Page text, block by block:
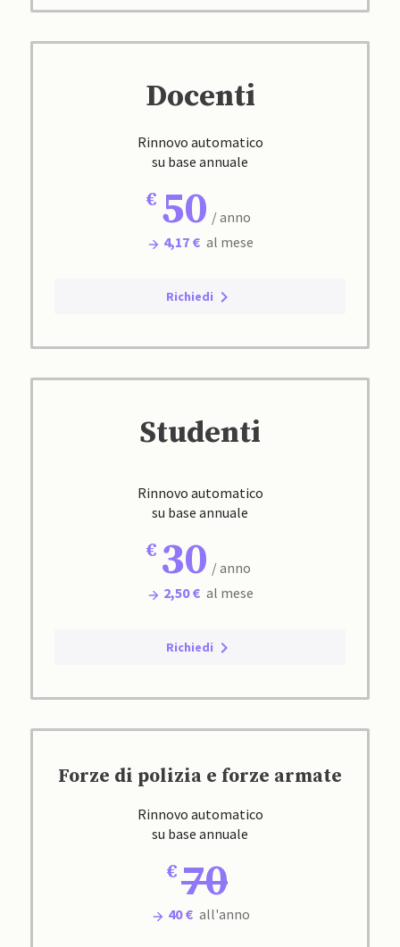
Docenti
Rinnovo automatico
su base annuale
50 / anno
4,17 € al mese
Richiedi
Studenti
Rinnovo automatico
su base annuale
30 / anno
2,50 € al mese
Richiedi
Forze di polizia e forze armate
Rinnovo automatico
su base annuale
70
40 € all'anno